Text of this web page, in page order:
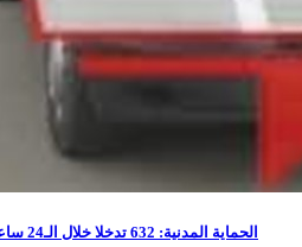
الحماية المدنية: 632 تدخلا خلال الـ24 ساعة الماضية منها 113 لإطفاء الحرائق